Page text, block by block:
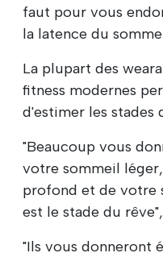
faut pour vous
la latence du
La plupart des
fitness modernes
d'estimer les stades
"Beaucoup vous
votre sommeil
profond et de votre
est le stade du
"Ils vous donneront